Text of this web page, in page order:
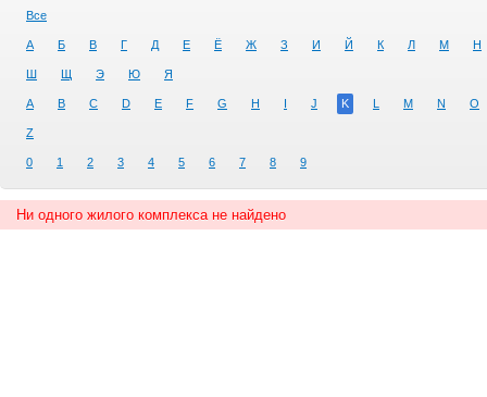
Все
А Б В Г Д Е Ё Ж З И Й К Л М Н
Ш Щ Э Ю Я
A B C D E F G H I J K L M N O
Z
0 1 2 3 4 5 6 7 8 9
Ни одного жилого комплекса не найдено